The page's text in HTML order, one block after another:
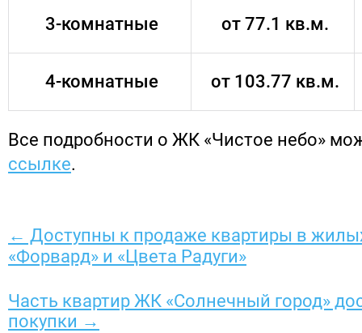
3-комнатные от 77.1 кв.м.
4-комнатные от 103.77 кв.м.
Все подробности о ЖК «Чистое небо»
ссылке.
← Доступны к продаже квартиры в
«Форвард» и «Цвета Радуги»
Часть квартир ЖК «Солнечный город»
покупки →